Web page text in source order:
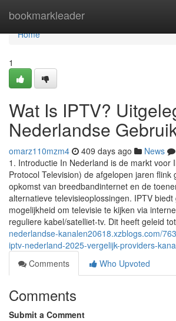
bookmarkleader
Home
Home
1
Wat Is IPTV?
Nederlandse
omarz110mzm4 409 days ago News
1. Introductie In Nederland is de markt voor
Protocol Television) de afgelopen jaren flink
opkomst van breedbandinternet en de
alternatieve televisieoplossingen. IPTV
mogelijkheid om televisie te kijken via
reguliere kabel/satelliet-tv. Dit heeft geleid tot
nederlandse-kanalen20618.xzblogs.com/
iptv-nederland-2025-vergelijk-providers-
Comments
Who Upvoted
Comments
Submit a Comment